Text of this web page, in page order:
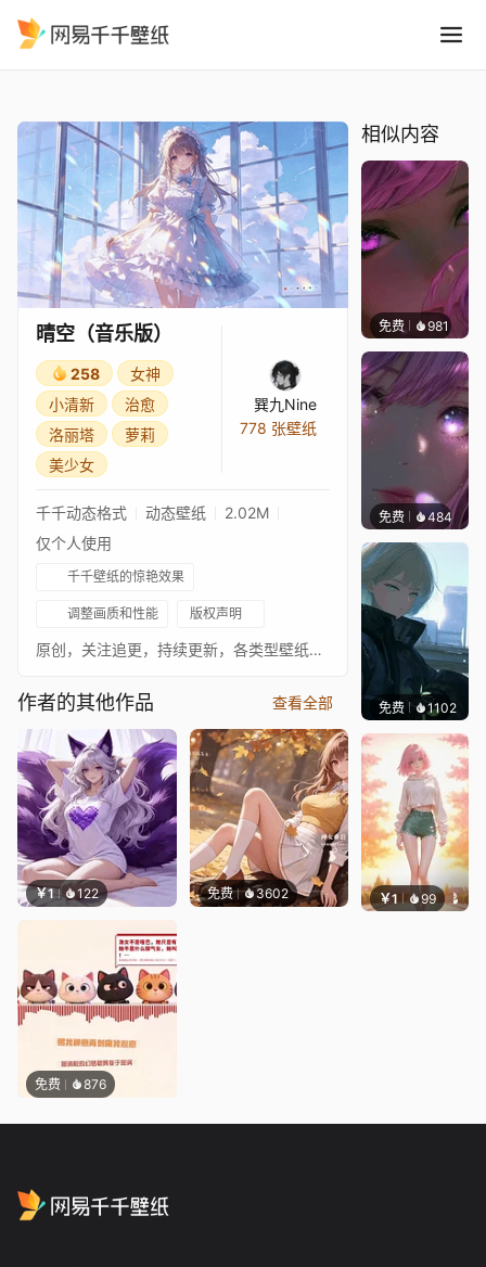
晴空（音乐版）
258
女神
小清新
治愈
洛丽塔
萝莉
美少女
巽九Nine
778 张壁纸
千千动态格式 动态壁纸
2.02M
仅个人使用
千千壁纸的惊艳效果
调整画质和性能 版权声明
原创，关注追更，持续更新，各类型壁纸，各平台同名
作者的其他作品 查看全部
￥1 122 免费 3602
免费 876
相似内容
免费 981辰东
免费 484辰东
免费 1102辰东
￥1 99 辰东